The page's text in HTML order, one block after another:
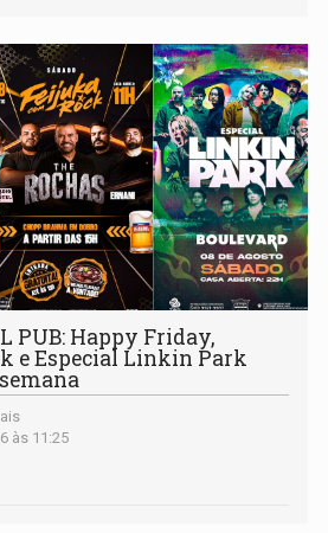
PUB: Happy Friday,
e Especial Linkin Park
às 11:25